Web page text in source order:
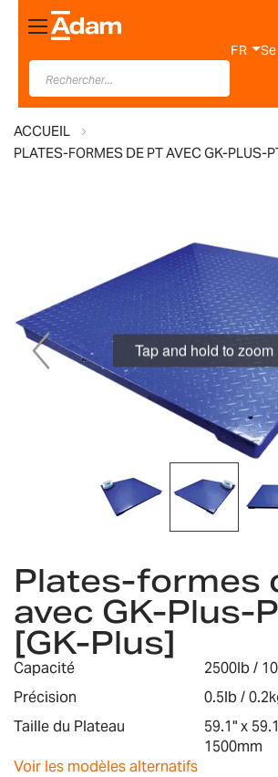
Basculer
la
navigation
FR
ACCUEIL
PLATES-FORMES DE PT AVEC GK-PLUS-
end
of
the
images
Tap and hold to zoom
the
beginning
of
the
images
Plates-formes
avec GK-Plus-
[GK-Plus]
Capacité
2500lb /
Précision
0.5lb /
Taille du Plateau
59.1" x
1500mm
Voir les modèles alternatifs